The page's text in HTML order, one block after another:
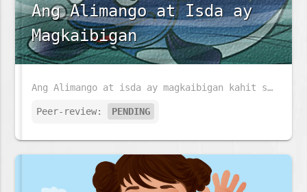
Ang Alimango at Isda ay
Magkaibigan
Ang Alimango at isda ay magkaibigan kahit sila ay maraming pagkakaiba. Anu ang kanilang pagkakaiba sa isat-isa?
Peer-review: PENDING